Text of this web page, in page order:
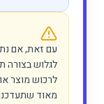
עם זאת, אם
לגלוש בצורה
לרכוש מוצר
מאוד